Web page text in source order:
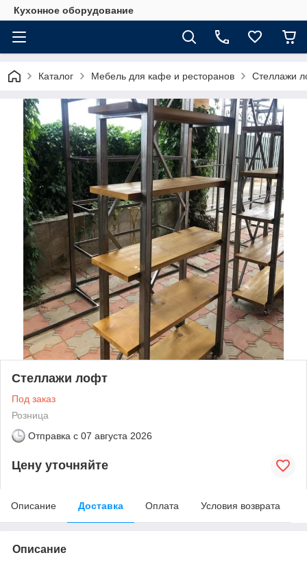
Кухонное оборудование
Каталог Мебель для кафе и ресторанов Стеллажи
Стеллажи лофт
Под заказ
Розница
Отправка с 07 августа 2026
Цену уточняйте
Описание Доставка Оплата Условия возврата
Описание